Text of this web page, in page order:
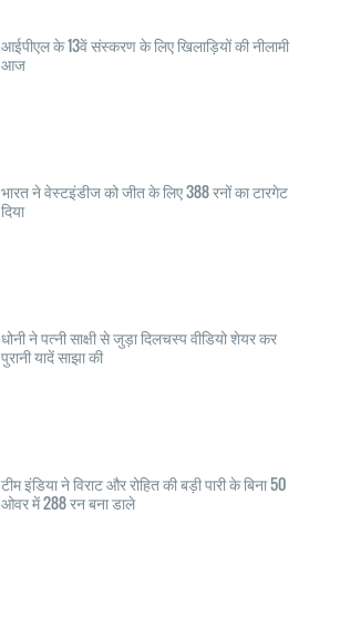
आईपीएल के 13वें संस्करण के लिए खिलाड़ियों की नीलामी
आज
भारत ने वेस्टइंडीज को जीत के लिए 388 रनों का टारगेट
दिया
धोनी ने पत्नी साक्षी से जुड़ा दिलचस्प वीडियो शेयर कर
पुरानी यादें साझा की
टीम इंडिया ने विराट और रोहित की बड़ी पारी के बिना 50
ओवर में 288 रन बना डाले